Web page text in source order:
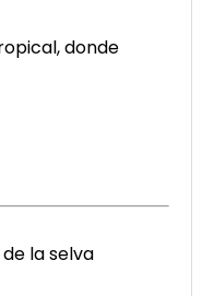
donde
la selva